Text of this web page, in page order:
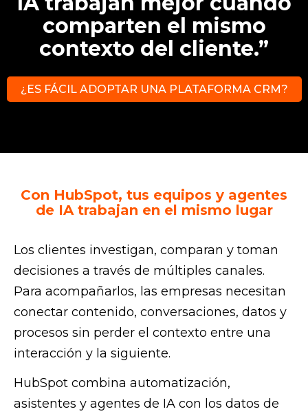
comparten el mismo
contexto del cliente.”
¿ES FÁCIL ADOPTAR UNA PLATAFORMA CRM?
Con HubSpot, tus equipos y agentes
de IA trabajan en el mismo lugar
Los clientes investigan, comparan y toman
decisiones a través de múltiples canales.
Para acompañarlos, las empresas necesitan
conectar contenido, conversaciones, datos y
procesos sin perder el contexto entre una
interacción y la siguiente.
HubSpot combina automatización,
asistentes y agentes de IA con los datos de